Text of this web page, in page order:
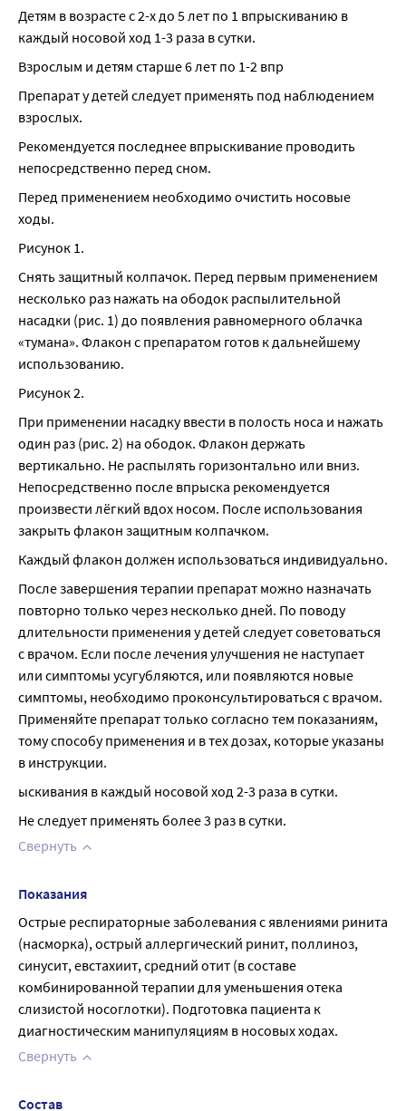
Детям в возрасте с 2-х до 5 лет по 1 впрыскиванию в
каждый носовой ход 1-3 раза в сутки.
Взрослым и детям старше 6 лет по 1-2 впр
Препарат у детей следует применять под наблюдением
взрослых.
Рекомендуется последнее впрыскивание проводить
непосредственно перед сном.
Перед применением необходимо очистить носовые
ходы.
Рисунок 1.
Снять защитный колпачок. Перед первым применением
несколько раз нажать на ободок распылительной
насадки (рис. 1) до появления равномерного облачка
«тумана». Флакон с препаратом готов к дальнейшему
использованию.
Рисунок 2.
При применении насадку ввести в полость носа и нажать
один раз (рис. 2) на ободок. Флакон держать
вертикально. Не распылять горизонтально или вниз.
Непосредственно после впрыска рекомендуется
произвести лёгкий вдох носом. После использования
закрыть флакон защитным колпачком.
Каждый флакон должен использоваться индивидуально.
После завершения терапии препарат можно назначать
повторно только через несколько дней. По поводу
длительности применения у детей следует советоваться
с врачом. Если после лечения улучшения не наступает
или симптомы усугубляются, или появляются новые
симптомы, необходимо проконсультироваться с врачом.
Применяйте препарат только согласно тем показаниям,
тому способу применения и в тех дозах, которые указаны
в инструкции.
ыскивания в каждый носовой ход 2-3 раза в сутки.
Не следует применять более 3 раз в сутки.
Свернуть
Показания
Острые респираторные заболевания с явлениями ринита
(насморка), острый аллергический ринит, поллиноз,
синусит, евстахиит, средний отит (в составе
комбинированной терапии для уменьшения отека
слизистой носоглотки). Подготовка пациента к
диагностическим манипуляциям в носовых ходах.
Свернуть
Состав